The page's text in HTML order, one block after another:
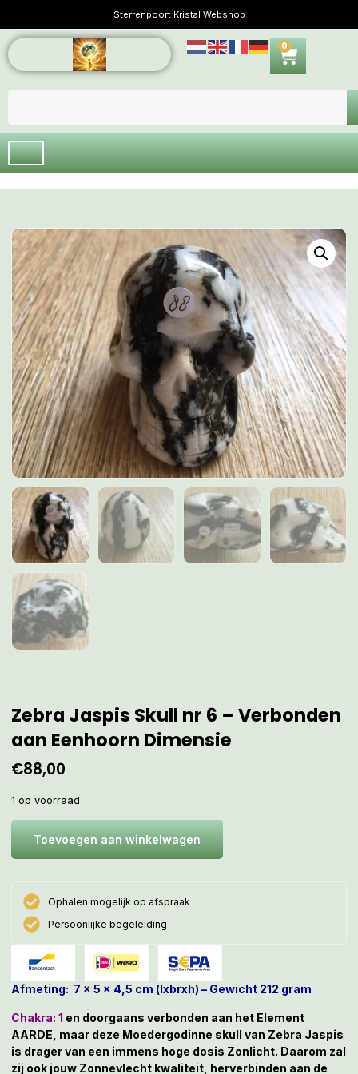
Sterrenpoort Kristal Webshop
0
Zebra Jaspis Skull nr 6 – Verbonden
aan Eenhoorn Dimensie
€88,00
1 op voorraad
Toevoegen aan winkelwagen
Ophalen mogelijk op afspraak
Persoonlijke begeleiding
Afmeting: 7 x 5 x 4,5 cm (lxbrxh) – Gewicht 212 gram
Chakra: 1 en doorgaans verbonden aan het Element
AARDE, maar deze Moedergodinne skull van Zebra Jaspis
is drager van een immens hoge dosis Zonlicht. Daarom zal
zij ook jouw Zonnevlecht kwaliteit, herverbinden aan de